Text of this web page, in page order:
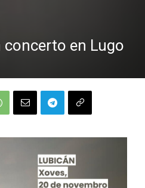
concerto en Lugo